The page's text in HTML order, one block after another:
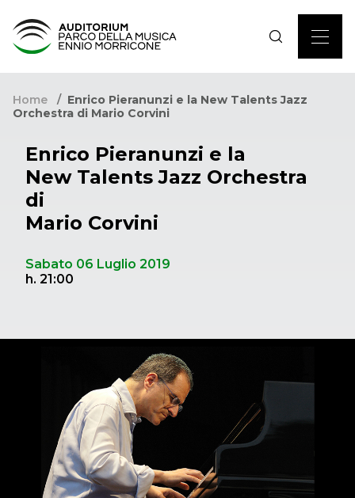
Home
Enrico Pieranunzi e la New Talents Jazz
Orchestra di Mario Corvini
Enrico Pieranunzi e la
New Talents Jazz Orchestra
di
Mario Corvini
Sabato 06 Luglio 2019
h. 21:00